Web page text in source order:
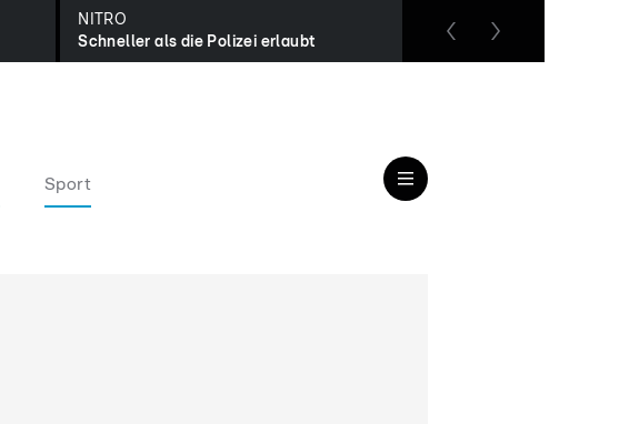
NITRO
Schneller als die Polizei erlaubt
RTL up
Das Familiengericht
Sport